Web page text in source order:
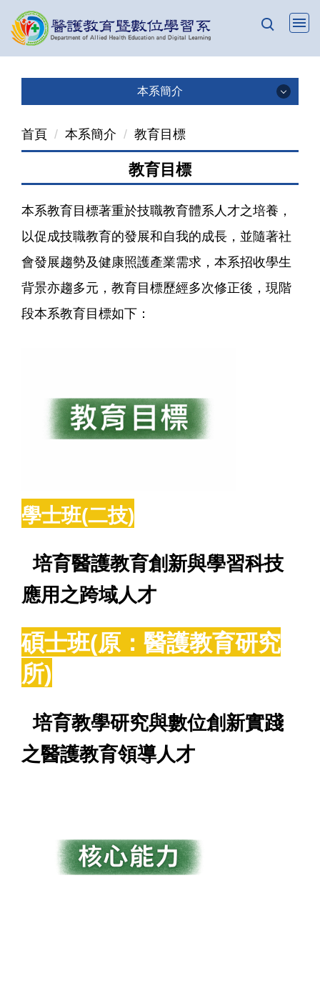
跳
到
本系簡介
發展目標
專業教室
生涯進路
首頁 本系簡介 教育目標
教育目標
本系教育目標著重於技職教育體系人才之培養，
以促成技職教育的發展和自我的成長，並隨著社
會發展趨勢及健康照護產業需求，本系招收學生
背景亦趨多元，教育目標歷經多次修正後，現階
段本系教育目標如下：
學士班(二技)
培育醫護教育創新與學習科技
應用之跨域人才
碩士班(原：醫護教育研究
所)
培育教學研究與數位創新實踐
之醫護教育領導人才